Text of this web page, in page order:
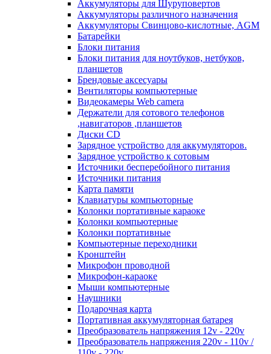
Аккумуляторы для Шуруповертов
Аккумуляторы различного назначения
Аккумуляторы Свинцово-кислотные, AGM
Батарейки
Блоки питания
Блоки питания для ноутбуков, нетбуков,
планшетов
Брендовые аксесуары
Вентиляторы компьютерные
Видеокамеры Web camera
Держатели для сотового телефонов
,навигаторов ,планшетов
Диски CD
Зарядное устройство для аккумуляторов.
Зарядное устройство к сотовым
Источники бесперебойного питания
Источники питания
Карта памяти
Клавиатуры компьюторные
Колонки портативные караоке
Колонки компьютерные
Колонки портативные
Компьютерные переходники
Кронштейн
Микрофон проводной
Микрофон-караоке
Мыши компьютерные
Наушники
Подарочная карта
Портативная аккумуляторная батарея
Преобразователь напряжения 12v - 220v
Преобразователь напряжения 220v - 110v /